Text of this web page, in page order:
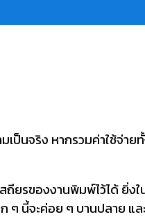
ป็นจริง หากรวมค่าใช้จ่าย
รของงานพิมพ์ไว้ได้ ยิ่ง
จะค่อย ๆ บานปลาย และ